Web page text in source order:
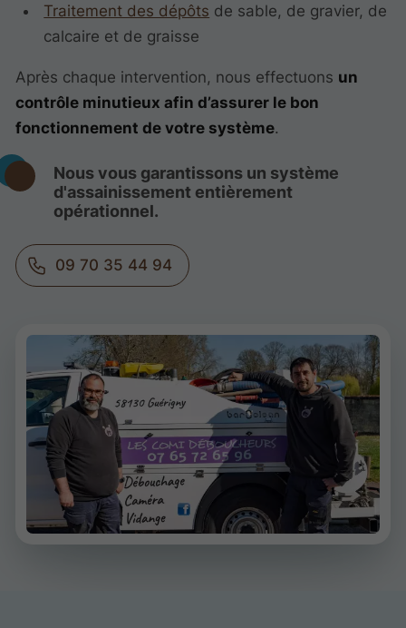
Traitement des dépôts de sable, de gravier, de
calcaire et de graisse
Après chaque intervention, nous effectuons un
contrôle minutieux afin d’assurer le bon
fonctionnement de votre système.
Nous vous garantissons un système
d'assainissement entièrement
opérationnel.
09 70 35 44 94